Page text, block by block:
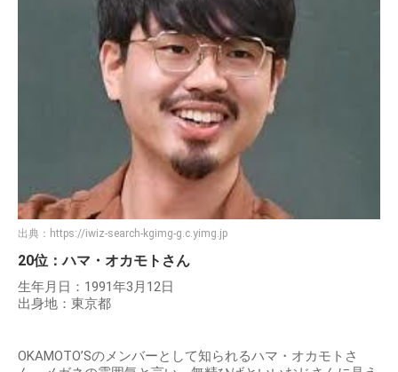
出典： https://iwiz-search-kgimg-g.c.yimg.jp
20位：ハマ・オカモトさん
生年月日：1991年3月12日
出身地：東京都
OKAMOTO’Sのメンバーとして知られるハマ・オカモトさ